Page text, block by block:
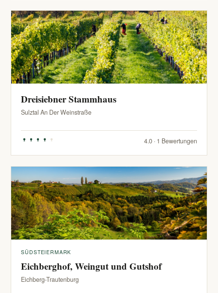
Dreisiebner Stammhaus
Sulztal An Der Weinstraße
4.0 · 1 Bewertungen
SÜDSTEIERMARK
Eichberghof, Weingut und Gutshof
Eichberg-Trautenburg